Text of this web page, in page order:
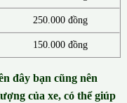
250.000 đồng
150.000 đồng
đây bạn cũng nên
của xe, có thể giúp